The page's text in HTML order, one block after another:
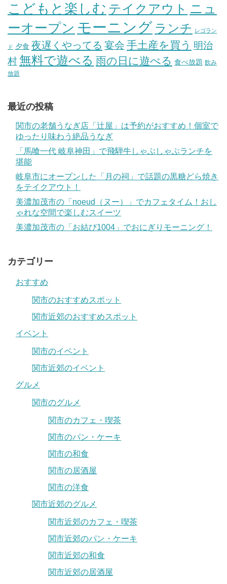
こどもと楽しむ テイクアウト ニュ
ーオープン モーニング ランチ レゴラン
ド 夕食 夜遅くやってる 宴会 手土産を買う 明治
村無料で遊べる 雨の日に遊べる 食べ放題 飲み
放題
最近の投稿
関市の老舗うなぎ店「辻屋」は予約がおすすめ！個室で
ゆったり味わう絶品うなぎ
「馬喰一代 岐阜神田」で飛騨牛しゃぶしゃぶランチを
堪能
岐阜市にオープンした「月の祠」で話題の黒糖どら焼き
をテイクアウト！
美濃加茂市の「noeud（ヌー）」でカフェタイム！おし
ゃれな空間で楽しむスイーツ
美濃加茂市の「お結び1004」でおにぎりモーニング！
カテゴリー
おすすめ
関市のおすすめスポット
関市近郊のおすすめスポット
イベント
関市のイベント
関市近郊のイベント
グルメ
関市のグルメ
関市のカフェ・喫茶
関市のパン・ケーキ
関市の和食
関市の居酒屋
関市の洋食
関市近郊のグルメ
関市近郊のカフェ・喫茶
関市近郊のパン・ケーキ
関市近郊の和食
関市近郊の居酒屋